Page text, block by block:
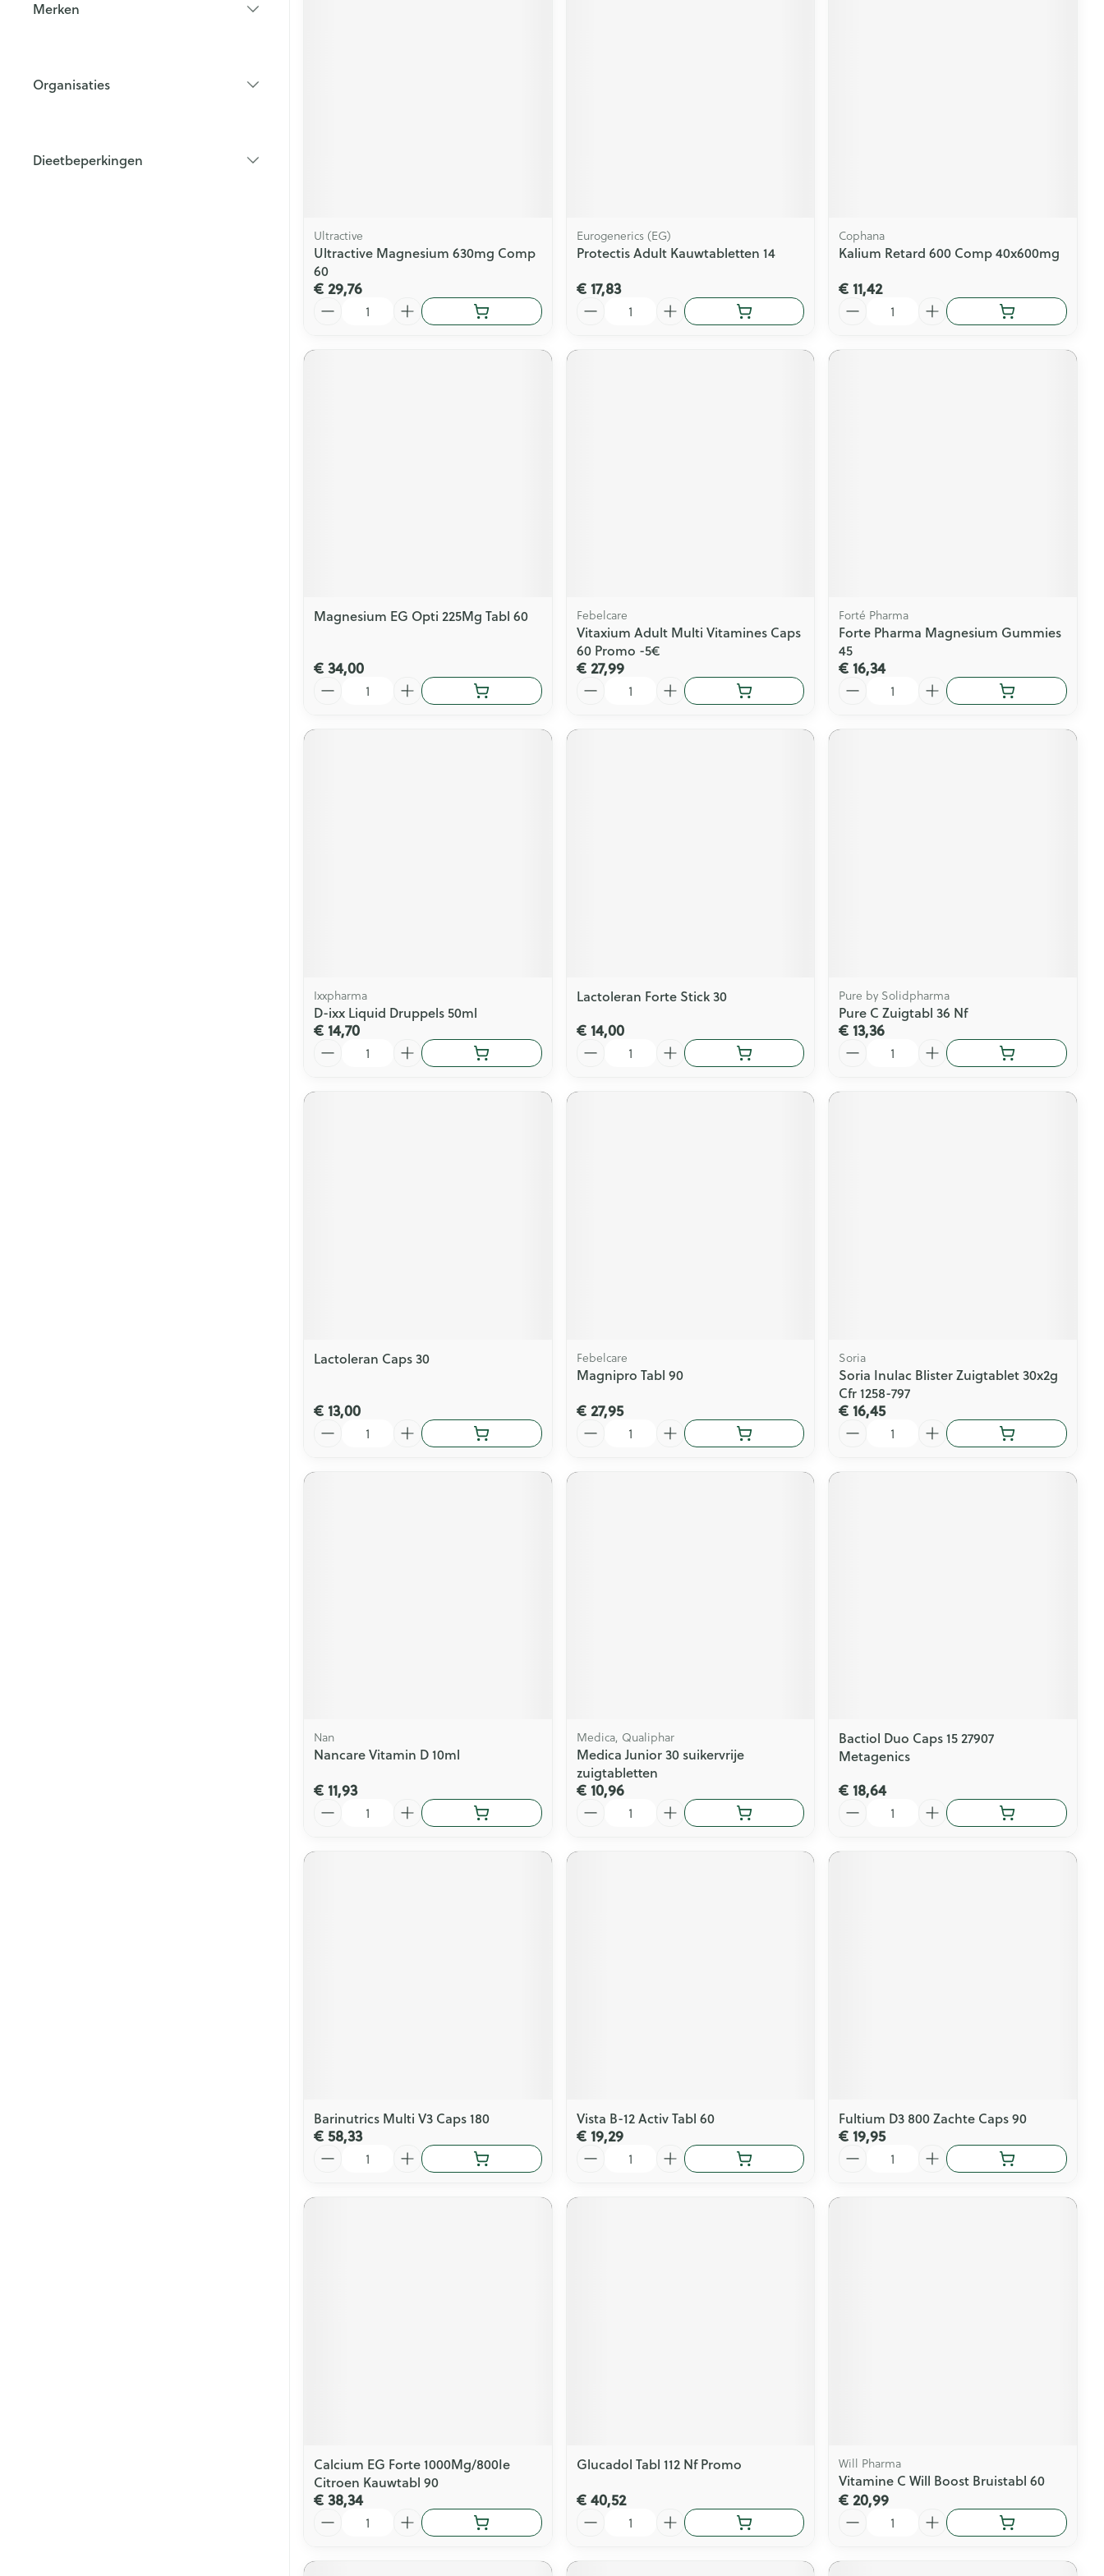
Merken
Organisaties
Dieetbeperkingen
Ultractive
Ultractive Magnesium 630mg Comp
60
€ 29,76
Eurogenerics (EG)
Protectis Adult Kauwtabletten 14
€ 17,83
Cophana
Kalium Retard 600 Comp 40x600mg
€ 11,42
Magnesium EG Opti 225Mg Tabl 60
€ 34,00
Febelcare
Vitaxium Adult Multi Vitamines Caps
60 Promo -5€
€ 27,99
Forté Pharma
Forte Pharma Magnesium Gummies
45
€ 16,34
Ixxpharma
D-ixx Liquid Druppels 50ml
€ 14,70
Lactoleran Forte Stick 30
€ 14,00
Pure by Solidpharma
Pure C Zuigtabl 36 Nf
€ 13,36
Lactoleran Caps 30
€ 13,00
Febelcare
Magnipro Tabl 90
€ 27,95
Soria
Soria Inulac Blister Zuigtablet 30x2g
Cfr 1258-797
€ 16,45
Nan
Nancare Vitamin D 10ml
€ 11,93
Medica, Qualiphar
Medica Junior 30 suikervrije
zuigtabletten
€ 10,96
Bactiol Duo Caps 15 27907
Metagenics
€ 18,64
Barinutrics Multi V3 Caps 180
€ 58,33
Vista B-12 Activ Tabl 60
€ 19,29
Fultium D3 800 Zachte Caps 90
€ 19,95
Calcium EG Forte 1000Mg/800Ie
Citroen Kauwtabl 90
€ 38,34
Glucadol Tabl 112 Nf Promo
€ 40,52
Will Pharma
Vitamine C Will Boost Bruistabl 60
€ 20,99